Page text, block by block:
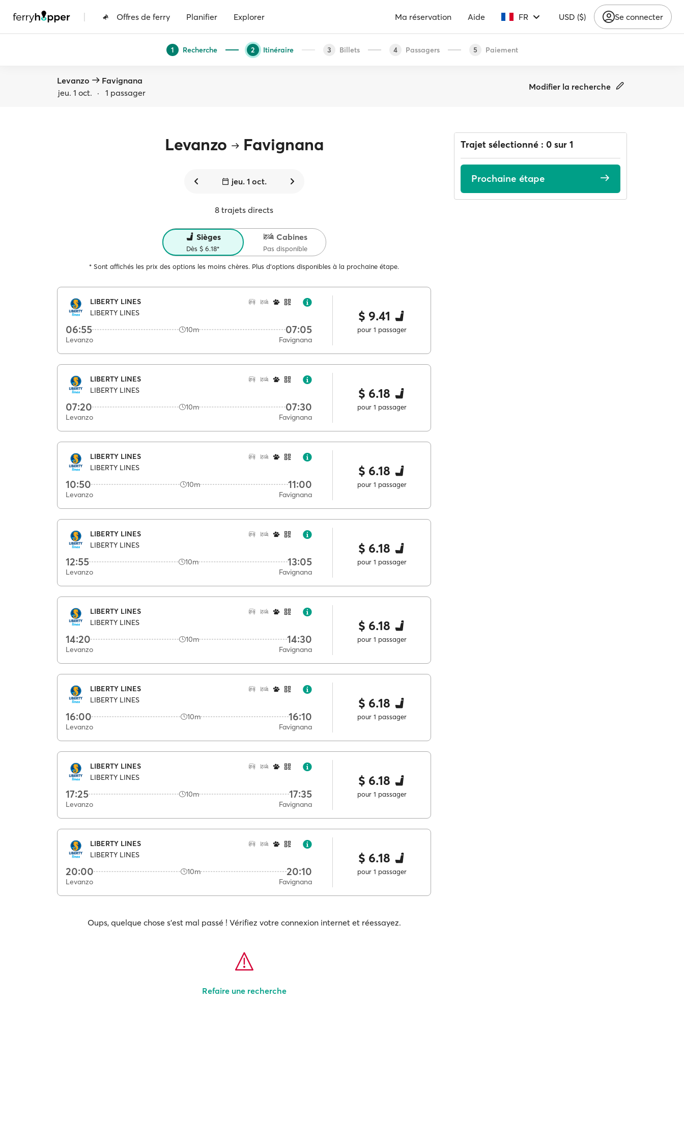
| Offres de ferry Planifier Explorer Ma réservation Aide FR USD ($) Se connecter
1 Recherche 2 Itinéraire 3 Billets 4 Passagers 5 Paiement
Levanzo
Favignana
jeu. 1 oct. · 1 passager
Modifier la recherche
Levanzo Favignana
jeu. 1 oct.
8 trajets directs
Sièges
Dès $ 6.18*
Cabines
Pas disponible
* Sont affichés les prix des options les moins chères. Plus d'options disponibles à la prochaine étape.
LIBERTY LINES
LIBERTY LINES
06:55 10m 07:05
Levanzo Favignana
$ 9.41
pour 1 passager
LIBERTY LINES
LIBERTY LINES
07:20 10m 07:30
Levanzo Favignana
$ 6.18
pour 1 passager
LIBERTY LINES
LIBERTY LINES
10:50 10m 11:00
Levanzo Favignana
$ 6.18
pour 1 passager
LIBERTY LINES
LIBERTY LINES
12:55 10m 13:05
Levanzo Favignana
$ 6.18
pour 1 passager
LIBERTY LINES
LIBERTY LINES
14:20 10m 14:30
Levanzo Favignana
$ 6.18
pour 1 passager
LIBERTY LINES
LIBERTY LINES
16:00 10m 16:10
Levanzo Favignana
$ 6.18
pour 1 passager
LIBERTY LINES
LIBERTY LINES
17:25 10m 17:35
Levanzo Favignana
$ 6.18
pour 1 passager
LIBERTY LINES
LIBERTY LINES
20:00 10m 20:10
Levanzo Favignana
$ 6.18
pour 1 passager
Oups, quelque chose s'est mal passé ! Vérifiez votre connexion internet et réessayez.
Refaire une recherche
Trajet sélectionné : 0 sur 1
Prochaine étape